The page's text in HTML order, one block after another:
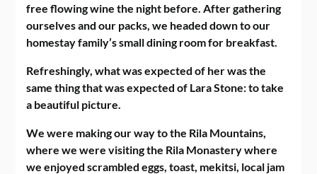
free flowing wine the night before. After gathering
ourselves and our packs, we headed down to our
homestay family’s small dining room for breakfast.
Refreshingly, what was expected of her was the
same thing that was expected of Lara Stone: to take
a beautiful picture.
We were making our way to the Rila Mountains,
where we were visiting the Rila Monastery where
we enjoyed scrambled eggs, toast, mekitsi, local jam